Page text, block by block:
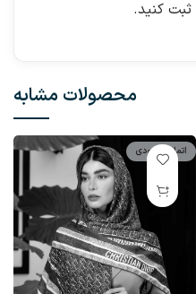
ثبت کنید.
محصولات مشابه
اتمام موجودی